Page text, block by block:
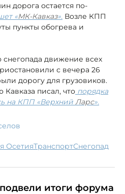
дорога остается по-
«МК-Кавказ». Возле КПП
пункты обогрева и
снегопада движение всех
с вечера 26
дорогу для грузовиков.
писал, что порядка
на КПП «Верхний Ларс».
Осетия транспорт снегопад
итоги форума